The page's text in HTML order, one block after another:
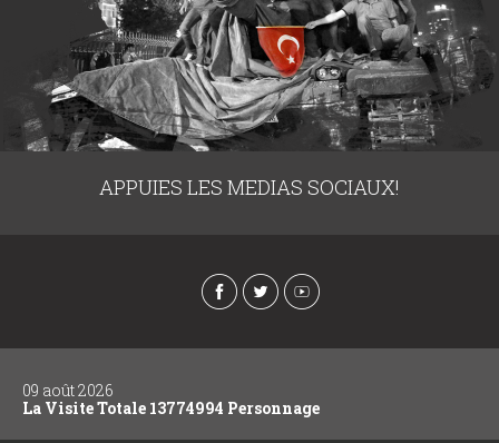
APPUIES LES MEDIAS SOCIAUX!
09 août 2026
La Visite Totale 13774994 Personnage